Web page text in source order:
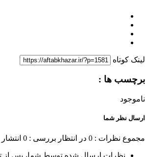
لینک کوتاه
برچسب ها :
ناموجود
ارسال نظر شما
مجموع نظرات : 0 در انتظار بررسی : 0 انتشار
نظرات ارسال شده توسط شما، پس از